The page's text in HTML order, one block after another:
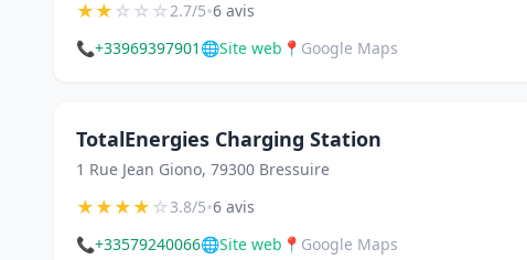
★★☆☆☆2.7/5•6 avis
📞+33969397901 🌐Site web 📍 Google Maps
TotalEnergies Charging Station
1 Rue Jean Giono, 79300 Bressuire
★★★★☆3.8/5•6 avis
📞+33579240066🌐Site web 📍 Google Maps